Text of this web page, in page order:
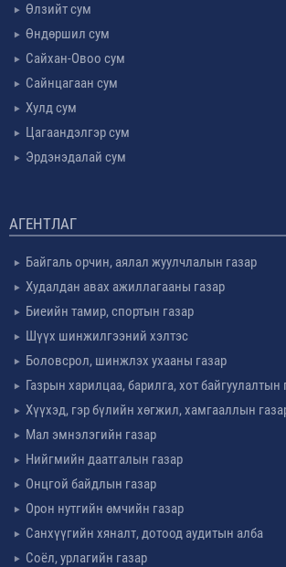
Өлзийт сум
Өндөршил сум
Сайхан-Овоо сум
Сайнцагаан сум
Хулд сум
Цагаандэлгэр сум
Эрдэнэдалай сум
АГЕНТЛАГ
Байгаль орчин, аялал жуулчлалын газар
Худалдан авах ажиллагааны газар
Биеийн тамир, спортын газар
Шүүх шинжилгээний хэлтэс
Боловсрол, шинжлэх ухааны газар
Газрын харилцаа, барилга, хот байгуулалтын
Хүүхэд, гэр бүлийн хөгжил, хамгааллын
Мал эмнэлэгийн газар
Нийгмийн даатгалын газар
Онцгой байдлын газар
Орон нутгийн өмчийн газар
Санхүүгийн хяналт, дотоод аудитын алба
Соёл, урлагийн газар